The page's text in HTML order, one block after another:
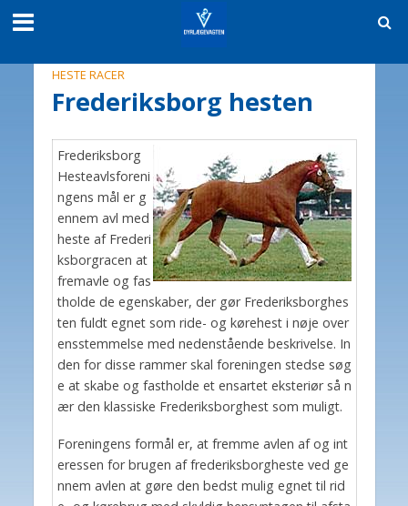
HESTE RACER
Frederiksborg hesten
Frederiksborg
Hesteavlsforeni
ngens mål er g
ennem avl med
heste af Frederi
ksborgracen at
fremavle og fas
tholde de egenskaber, der gør Frederiksborghes
ten fuldt egnet som ride- og kørehest i nøje over
ensstemmelse med nedenstående beskrivelse. In
den for disse rammer skal foreningen stedse søg
e at skabe og fastholde et ensartet eksteriør så n
ær den klassiske Frederiksborghest som muligt.
Foreningens formål er, at fremme avlen af og int
eressen for brugen af frederiksborgheste ved ge
nnem avlen at gøre den bedst mulig egnet til rid